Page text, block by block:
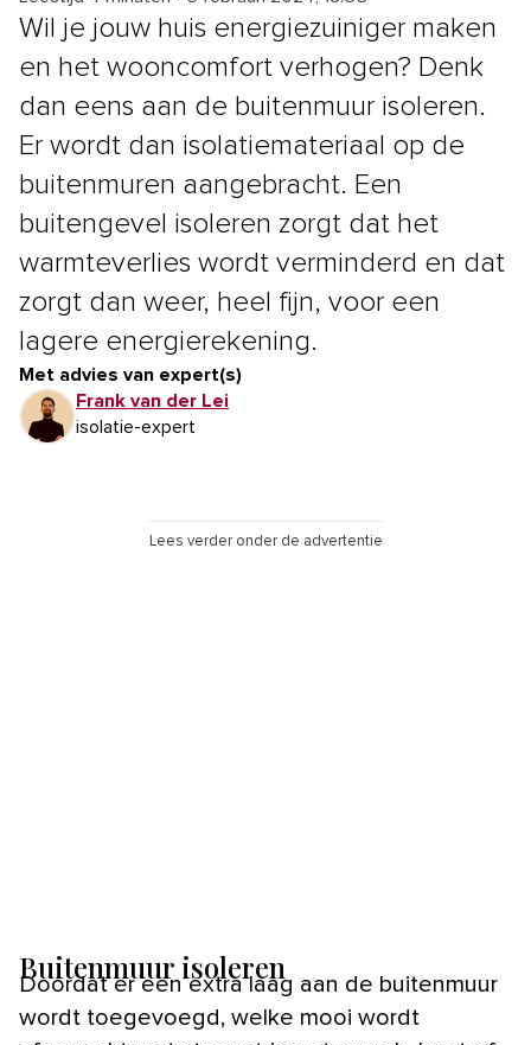
Wil je jouw huis energiezuiniger maken
en het wooncomfort verhogen? Denk
dan eens aan de buitenmuur isoleren.
Er wordt dan isolatiemateriaal op de
buitenmuren aangebracht. Een
buitengevel isoleren zorgt dat het
warmteverlies wordt verminderd en dat
zorgt dan weer, heel fijn, voor een
lagere energierekening.
Met advies van expert(s)
Frank van der Lei
isolatie-expert
Lees verder onder de advertentie
Buitenmuur isoleren
Doordat er een extra laag aan de buitenmuur
wordt toegevoegd, welke mooi wordt